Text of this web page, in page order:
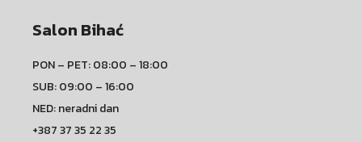
Salon Bihać
PON – PET: 08:00 – 18:00
SUB: 09:00 – 16:00
NED: neradni dan
+387 37 35 22 35